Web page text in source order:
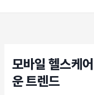
모바일 헬스케
운 트렌드